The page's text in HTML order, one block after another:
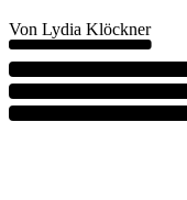
Von Lydia Klöckner